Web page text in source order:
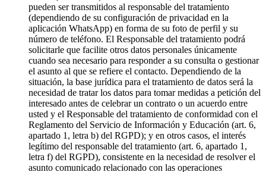
pueden ser transmitidos al responsable del tratamiento
(dependiendo de su configuración de privacidad en la
aplicación WhatsApp) en forma de su foto de perfil y su
número de teléfono. El Responsable del tratamiento podrá
solicitarle que facilite otros datos personales únicamente
cuando sea necesario para responder a su consulta o gestionar
el asunto al que se refiere el contacto. Dependiendo de la
situación, la base jurídica para el tratamiento de datos será la
necesidad de tratar los datos para tomar medidas a petición del
interesado antes de celebrar un contrato o un acuerdo entre
usted y el Responsable del tratamiento de conformidad con el
Reglamento del Servicio de Información y Educación (art. 6,
apartado 1, letra b) del RGPD); y en otros casos, el interés
legítimo del responsable del tratamiento (art. 6, apartado 1,
letra f) del RGPD), consistente en la necesidad de resolver el
asunto comunicado relacionado con las operaciones